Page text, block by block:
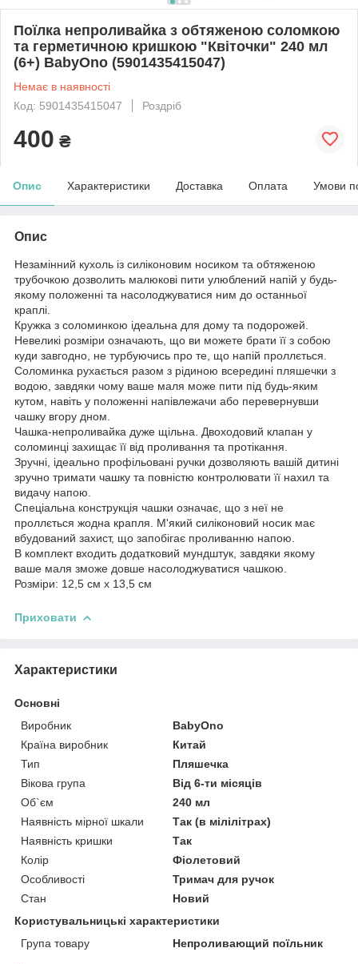
Поїлка непроливайка з обтяженою соломкою
та герметичною кришкою "Квіточки" 240 мл
(6+) BabyOno (5901435415047)
Немає в наявності
Код: 5901435415047
Роздріб
400 ₴
Опис Характеристики Доставка Оплата Умови
Опис
Незамінний кухоль із силіконовим носиком та обтяженою
трубочкою дозволить малюкові пити улюблений напій у будь-
якому положенні та насолоджуватися ним до останньої
краплі.
Кружка з соломинкою ідеальна для дому та подорожей.
Невеликі розміри означають, що ви можете брати її з собою
куди завгодно, не турбуючись про те, що напій проллється.
Соломинка рухається разом з рідиною всередині пляшечки з
водою, завдяки чому ваше маля може пити під будь-яким
кутом, навіть у положенні напівлежачи або перевернувши
чашку вгору дном.
Чашка-непроливайка дуже щільна. Двоходовий клапан у
соломинці захищає її від проливання та протікання.
Зручні, ідеально профільовані ручки дозволяють вашій дитині
зручно тримати чашку та повністю контролювати її нахил та
видачу напою.
Спеціальна конструкція чашки означає, що з неї не
проллється жодна крапля. М'який силіконовий носик має
вбудований захист, що запобігає проливанню напою.
В комплект входить додатковий мундштук, завдяки якому
ваше маля зможе довше насолоджуватися чашкою.
Розміри: 12,5 см x 13,5 см
Приховати
Характеристики
Основні
Виробник
BabyOno
Країна виробник
Китай
Тип
Пляшечка
Вікова група
Від 6-ти місяців
Об`єм
240 мл
Наявність мірної шкали
Так (в мілілітрах)
Наявність кришки
Так
Колір
Фіолетовий
Особливості
Тримач для ручок
Стан
Новий
Користувальницькі характеристики
Група товару
Непроливающий поїльник